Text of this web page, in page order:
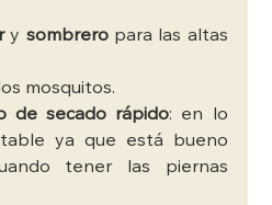
y sombrero para las altas
mosquitos.
de secado rápido: en lo
ya que está bueno
tener las piernas